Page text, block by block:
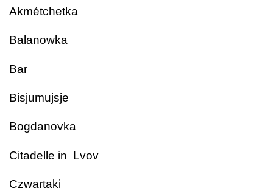
Akmétchetka
Balanowka
Bar
Bisjumujsje
Bogdanovka
Citadelle in Lvov
Czwartaki